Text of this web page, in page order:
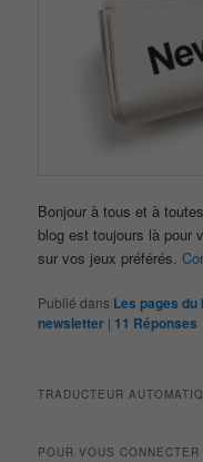
Bonjour à tous et à
blog est toujours là pour
sur vos jeux préférés.
Publié dans Les pages du
newsletter | 11 Réponses
TRADUCTEUR
POUR VOUS CONNECTER